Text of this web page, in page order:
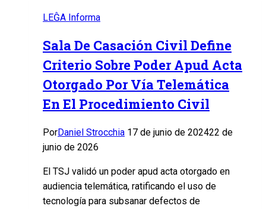
LEĜA Informa
Sala De Casación Civil Define
Criterio Sobre Poder Apud Acta
Otorgado Por Vía Telemática
En El Procedimiento Civil
PorDaniel Strocchia 17 de junio de 202422 de
junio de 2026
El TSJ validó un poder apud acta otorgado en
audiencia telemática, ratificando el uso de
tecnología para subsanar defectos de